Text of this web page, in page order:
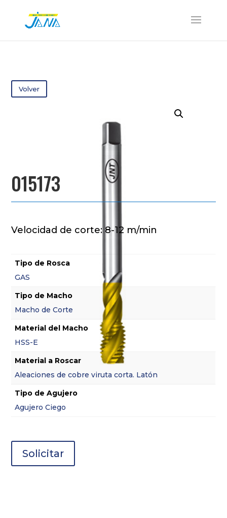
Volver
015173
Velocidad de corte: 8-12 m/min
Tipo de Rosca
GAS
Tipo de Macho
Macho de Corte
Material del Macho
HSS-E
Material a Roscar
Aleaciones de cobre viruta corta. Latón
Tipo de Agujero
Agujero Ciego
Solicitar